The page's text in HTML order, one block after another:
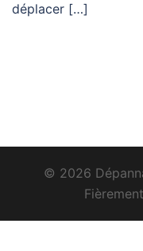
déplacer […]
© 2026